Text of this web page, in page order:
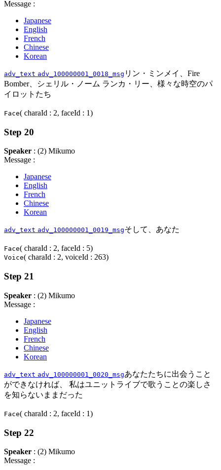
Message :
Japanese
English
French
Chinese
Korean
adv_text adv_100000001_0018_msg リン・ミンメイ、Fire
Bomber、シェリル・ノーム ランカ・リー、様々な時空のパ
イロットたち
Face( charaId : 2, faceId : 1)
Step 20
Speaker : (2) Mikumo
Message :
Japanese
English
French
Chinese
Korean
adv_text adv_100000001_0019_msgそして、あなた
Face( charaId : 2, faceId : 5)
Voice( charaId : 2, voiceId : 263)
Step 21
Speaker : (2) Mikumo
Message :
Japanese
English
French
Chinese
Korean
adv_text adv_100000001_0020_msgあなたたちに出会うこと
ができなければ、 私はユニットライブで歌うことの楽しさ
を知らないままだった
Face( charaId : 2, faceId : 1)
Step 22
Speaker : (2) Mikumo
Message :